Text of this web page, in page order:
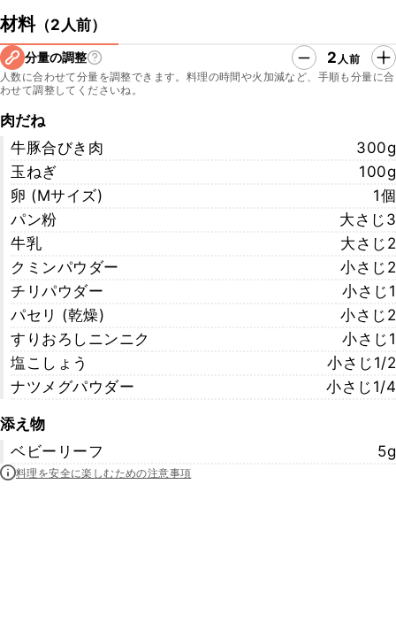
材料（2人前）
分量の調整 2 人前
人数に合わせて分量を調整できます。料理の時間や火加減など、手順も分量に合
わせて調整してくださいね。
肉だね
牛豚合びき肉
300g
玉ねぎ
100g
卵 (Mサイズ)
1個
パン粉
大さじ3
牛乳
大さじ2
クミンパウダー
小さじ2
チリパウダー
小さじ1
パセリ (乾燥)
小さじ2
すりおろしニンニク
小さじ1
塩こしょう
小さじ1/2
ナツメグパウダー
小さじ1/4
添え物
ベビーリーフ
5g
料理を安全に楽しむための注意事項